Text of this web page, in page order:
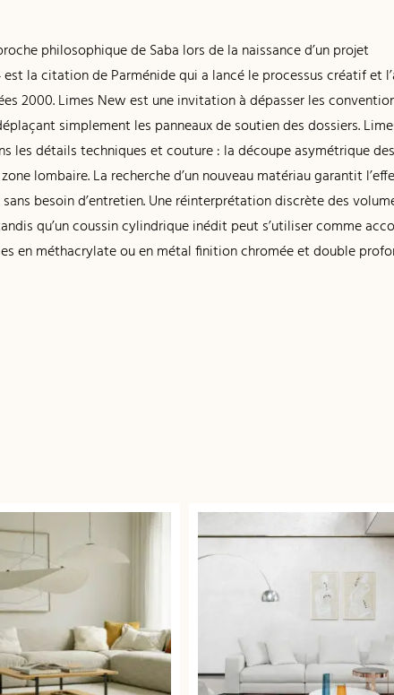
philosophique de Saba lors de la naissance d’un projet
la citation de Parménide qui a lancé le processus créatif et
2000. Limes New est une invitation à dépasser les
simplement les panneaux de soutien des dossiers.
les détails techniques et couture : la découpe asymétrique des
lombaire. La recherche d’un nouveau matériau garantit
besoin d’entretien. Une réinterprétation discrète des
qu’un coussin cylindrique inédit peut s’utiliser comme
en méthacrylate ou en métal finition chromée et double